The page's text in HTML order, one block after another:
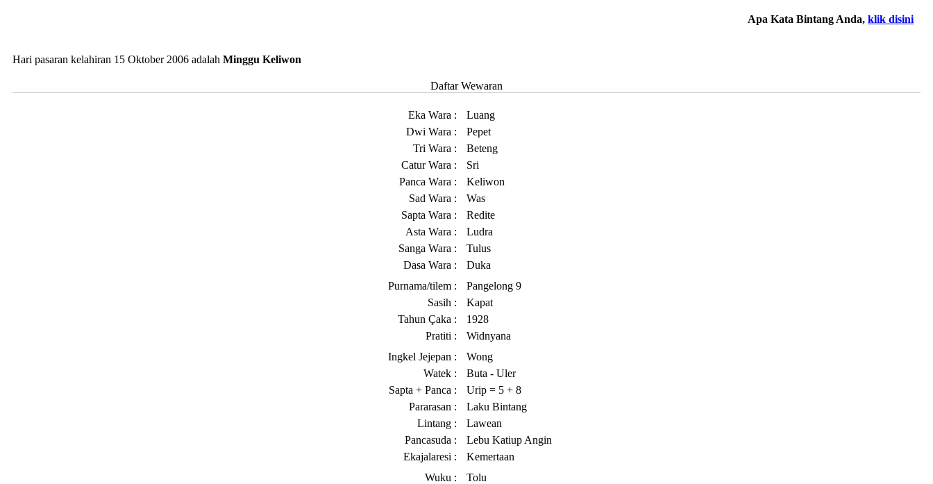
Apa Kata Bintang Anda, klik disini
Hari pasaran kelahiran 15 Oktober 2006 adalah Minggu Keliwon
Daftar Wewaran
Eka Wara :
Luang
Dwi Wara :
Pepet
Tri Wara :
Beteng
Catur Wara :
Sri
Panca Wara :
Keliwon
Sad Wara :
Was
Sapta Wara :
Redite
Asta Wara :
Ludra
Sanga Wara :
Tulus
Dasa Wara :
Duka
Purnama/tilem :
Pangelong 9
Sasih :
Kapat
Tahun Çaka :
1928
Pratiti :
Widnyana
Ingkel Jejepan :
Wong
Watek :
Buta - Uler
Sapta + Panca :
Urip = 5 + 8
Pararasan :
Laku Bintang
Lintang :
Lawean
Pancasuda :
Lebu Katiup Angin
Ekajalaresi :
Kemertaan
Wuku :
Tolu